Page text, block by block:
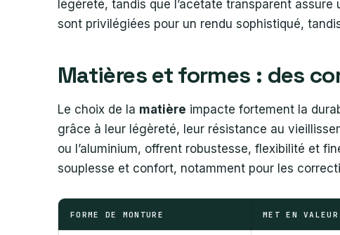
légèreté, tandis que l’acétate transparent
sont privilégiées pour un rendu sophistiqué,
Matières et formes : des
Le choix de la matière impacte fortement la
grâce à leur légèreté, leur résistance au
ou l’aluminium, offrent robustesse, flexibilité et
souplesse et confort, notamment pour les
FORME DE MONTURE MET EN VALEUR